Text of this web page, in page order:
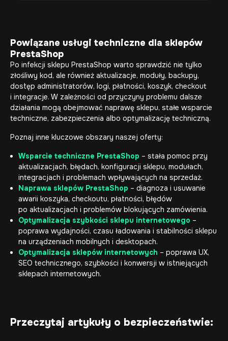
Powiązane usługi techniczne dla sklepów
PrestaShop
Po infekcji sklepu PrestaShop warto sprawdzić nie tylko
złośliwy kod, ale również aktualizacje, moduły, backupy,
dostęp administratorów, logi, płatności, koszyk, checkout
i integracje. W zależności od przyczyny problemu dalsze
działania mogą obejmować naprawę sklepu, stałe wsparcie
techniczne, zabezpieczenia albo optymalizację techniczną.
Poznaj inne kluczowe obszary naszej oferty:
Wsparcie techniczne PrestaShop – stała pomoc przy
aktualizacjach, błędach, konfiguracji sklepu, modułach,
integracjach i problemach wpływających na sprzedaż.
Naprawa sklepów PrestaShop – diagnoza i usuwanie
awarii koszyka, checkoutu, płatności, błędów
po aktualizacjach i problemów blokujących zamówienia.
Optymalizacja szybkości sklepu internetowego –
poprawa wydajności, czasu ładowania i stabilności sklepu
na urządzeniach mobilnych i desktopach.
Optymalizacja sklepów internetowych – poprawa UX,
SEO technicznego, szybkości i konwersji w istniejących
sklepach internetowych.
Przeczytaj artykuły o bezpieczeństwie: